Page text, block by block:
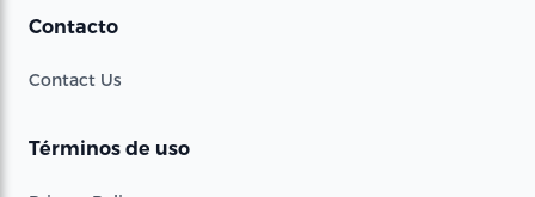
Contacto
Contact Us
Términos de uso